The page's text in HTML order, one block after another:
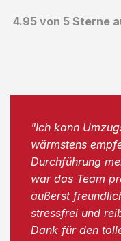
4.95 von 5 Sterne
"Ich kann
wärmstens
Durchführung
war das Team
äußerst
stressfrei und
Dank für den